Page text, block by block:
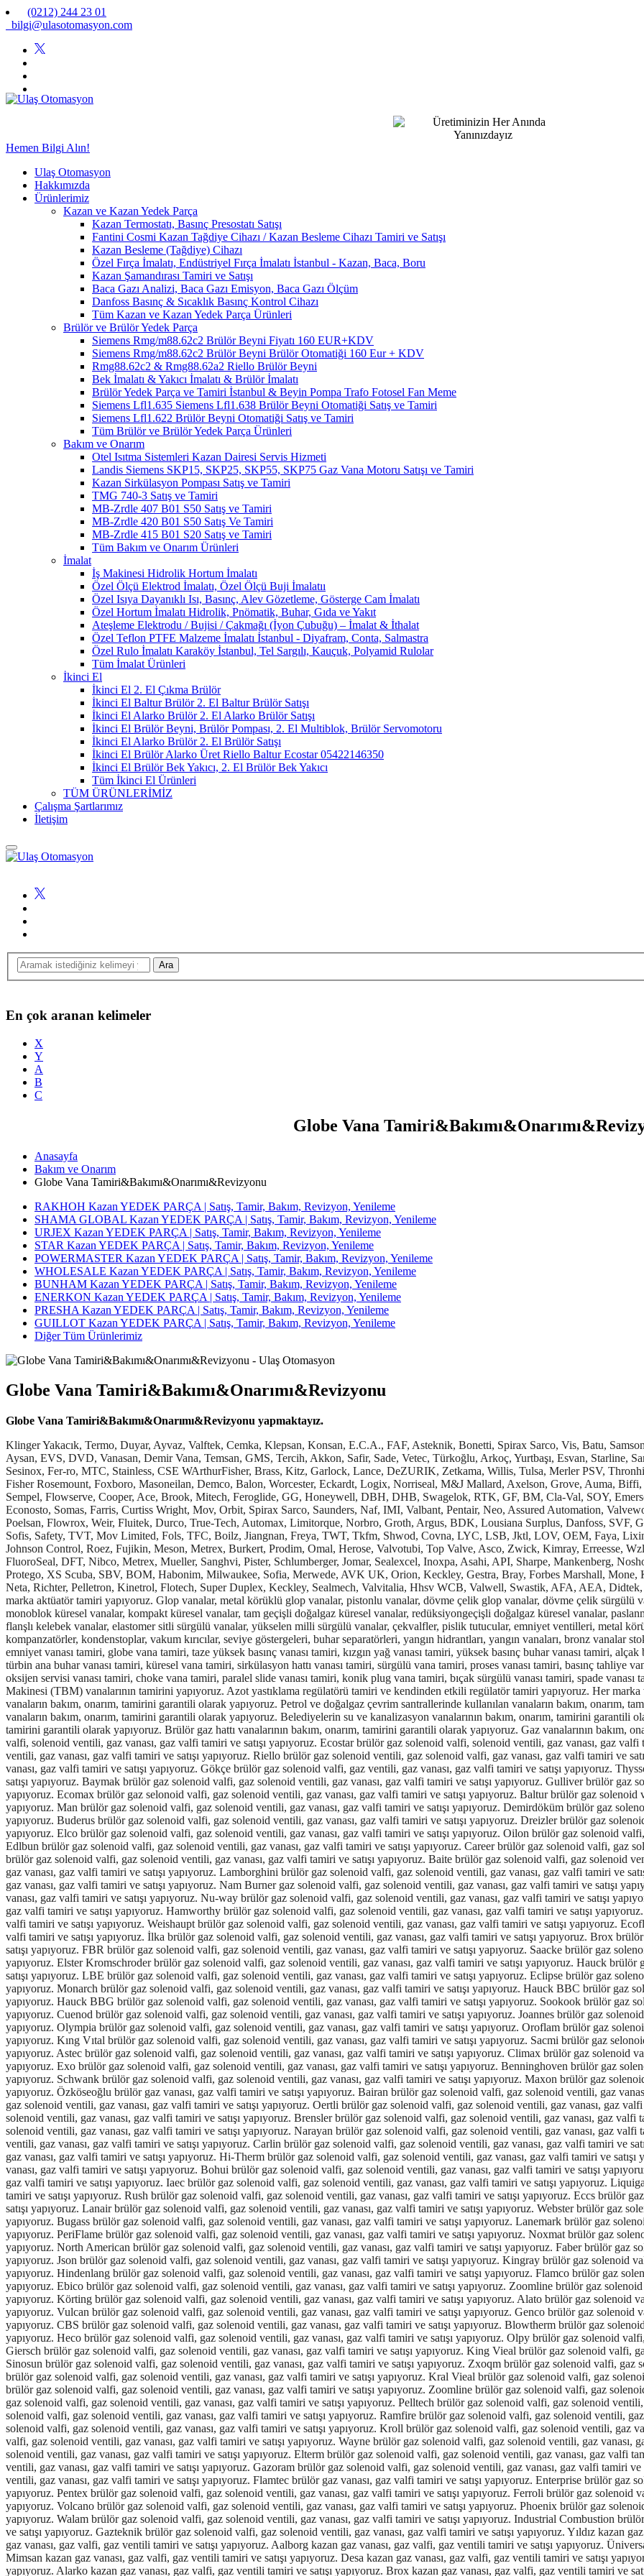
(0212) 244 23 01
bilgi@ulasotomasyon.com
Hemen Bilgi Alın!
Ulaş Otomasyon
Hakkımızda
Ürünlerimiz
Kazan ve Kazan Yedek Parça
Kazan Termostatı, Basınç Presostatı Satışı
Fantini Cosmi Kazan Tağdiye Cihazı / Kazan Besleme Cihazı Tamiri ve Satışı
Kazan Besleme (Tağdiye) Cihazı
Özel Fırça İmalatı, Endüstriyel Fırça İmalatı İstanbul - Kazan, Baca, Boru
Kazan Şamandırası Tamiri ve Satışı
Baca Gazı Analizi, Baca Gazı Emisyon, Baca Gazı Ölçüm
Danfoss Basınç & Sıcaklık Basınç Kontrol Cihazı
Tüm Kazan ve Kazan Yedek Parça Ürünleri
Brülör ve Brülör Yedek Parça
Siemens Rmg/m88.62c2 Brülör Beyni Fiyatı 160 EUR+KDV
Siemens Rmg/m88.62c2 Brülör Beyni Brülör Otomatiği 160 Eur + KDV
Rmg88.62c2 & Rmg88.62a2 Riello Brülör Beyni
Bek İmalatı & Yakıcı İmalatı & Brülör İmalatı
Brülör Yedek Parça ve Tamiri İstanbul & Beyin Pompa Trafo Fotosel Fan Meme
Siemens Lfl1.635 Siemens Lfl1.638 Brülör Beyni Otomatiği Satış ve Tamiri
Siemens Lfl1.622 Brülör Beyni Otomatiği Satış ve Tamiri
Tüm Brülör ve Brülör Yedek Parça Ürünleri
Bakım ve Onarım
Otel Isıtma Sistemleri Kazan Dairesi Servis Hizmeti
Landis Siemens SKP15, SKP25, SKP55, SKP75 Gaz Vana Motoru Satışı ve Tamiri
Kazan Sirkülasyon Pompası Satış ve Tamiri
TMG 740-3 Satış ve Tamiri
MB-Zrdle 407 B01 S50 Satış ve Tamiri
MB-Zrdle 420 B01 S50 Satış Ve Tamiri
MB-Zrdle 415 B01 S20 Satış ve Tamiri
Tüm Bakım ve Onarım Ürünleri
İmalat
İş Makinesi Hidrolik Hortum İmalatı
Özel Ölçü Elektrod İmalatı, Özel Ölçü Buji İmalatıı
Özel Isıya Dayanıklı Isı, Basınç, Alev Gözetleme, Gösterge Cam İmalatı
Özel Hortum İmalatı Hidrolik, Pnömatik, Buhar, Gıda ve Yakıt
Ateşleme Elektrodu / Bujisi / Çakmağı (İyon Çubuğu) – İmalat & İthalat
Özel Teflon PTFE Malzeme İmalatı İstanbul - Diyafram, Conta, Salmastra
Özel Rulo İmalatı Karaköy İstanbul, Tel Sargılı, Kauçuk, Polyamid Rulolar
Tüm İmalat Ürünleri
İkinci El
İkinci El 2. El Çıkma Brülör
İkinci El Baltur Brülör 2. El Baltur Brülör Satışı
İkinci El Alarko Brülör 2. El Alarko Brülör Satışı
İkinci El Brülör Beyni, Brülör Pompası, 2. El Multiblok, Brülör Servomotoru
İkinci El Alarko Brülör 2. El Brülör Satışı
İkinci El Brülör Alarko Üret Riello Baltur Ecostar 05422146350
İkinci El Brülör Bek Yakıcı, 2. El Brülör Bek Yakıcı
Tüm İkinci El Ürünleri
TÜM ÜRÜNLERİMİZ
Çalışma Şartlarımız
İletişim
En çok aranan kelimeler
X
Y
A
B
C
Globe Vana
Anasayfa
Bakım ve Onarım
Globe Vana Tamiri&Bakımı&Onarımı&Revizyonu
RAKHOH Kazan YEDEK PARÇA | Satış, Tamir, Bakım, Revizyon, Yenileme
SHAMA GLOBAL Kazan YEDEK PARÇA | Satış, Tamir, Bakım, Revizyon, Yenileme
URJEX Kazan YEDEK PARÇA | Satış, Tamir, Bakım, Revizyon, Yenileme
STAR Kazan YEDEK PARÇA | Satış, Tamir, Bakım, Revizyon, Yenileme
POWERMASTER Kazan YEDEK PARÇA | Satış, Tamir, Bakım, Revizyon, Yenileme
WHOLESALE Kazan YEDEK PARÇA | Satış, Tamir, Bakım, Revizyon, Yenileme
BUNHAM Kazan YEDEK PARÇA | Satış, Tamir, Bakım, Revizyon, Yenileme
ENERKON Kazan YEDEK PARÇA | Satış, Tamir, Bakım, Revizyon, Yenileme
PRESHA Kazan YEDEK PARÇA | Satış, Tamir, Bakım, Revizyon, Yenileme
GUILLOT Kazan YEDEK PARÇA | Satış, Tamir, Bakım, Revizyon, Yenileme
Diğer Tüm Ürünlerimiz
Globe Vana Tamiri&Bakımı&Onarımı&Revizyonu
Globe Vana Tamiri&Bakımı&Onarımı&Revizyonu yapmaktayız.
Klinger Yakacık, Termo, Duyar, Ayvaz, Valftek, Cemka, Klepsan, Konsan, E.C.A., FAF, Asteknik, Bonetti, Spirax Sarco, Vis, Batu, Samson, Valvos, Leusch, Omal, Burçelik, Say, Delta, Dikkan, Gövdesan, Aysan, EVS, DVD, Vanasan, Demir Vana, Temsan, GMS, Tercih, Akkon, Safir, Sade, Vetec, Türkoğlu, Arkoç, Yurtbaşı, Esvan, Starline, Samsomatic, Varnasan, Goodvalf, Venkava, OSK, Ringo Valvulas, Sesinox, Fer-ro, MTC, Stainless, CSE WArthurFisher, Brass, Kitz, Garlock, Lance, DeZURIK, Zetkama, Willis, Tulsa, Merler PSV, Thronhill Craver, Anderon Greenwood, Consolidadet, Tyco, Keystone, Fisher Rosemount, Foxboro, Masoneilan, Demco, Balon, Worcester, Eckardt, Logix, Norriseal, M&J Mallard, Axelson, Grove, Auma, Biffi, Nevco, Valtek, Vastas, Arı Armaturen, Taylor, Crane, Hopkinsons, Sempel, Flowserve, Cooper, Ace, Brook, Mitech, Feroglide, GG, Honeywell, DBH, DHB, Swagelok, RTK, GF, BM, Cla-Val, SOY, Emerson, CPV, KSB, Trynox, GWC, JTM, Febi, Valenco, Williams, Econosto, Somas, Farris, Curtiss Wright, Mov, Orbit, Spirax Sarco, Saunders, Naf, IMI, Valbant, Pentair, Neo, Assured Automation, Valveworks, Marwin, Hilliard, Hayward, Arita, Hy-lok, DelVal, Hattersley, Poelsan, Flowrox, Weir, Fluitek, Durco, True-Tech, Automax, Limitorque, Norbro, Groth, Argus, BDK, Lousiana Surplus, Danfoss, SVF, GEA, Vexve, Siemens, Herbe, BrassCraft, Leemco, MHA Zentgraf, Sofis, Safety, TVT, Mov Limited, Fols, TFC, Boilz, Jiangnan, Freya, TWT, Tkfm, Shwod, Covna, LYC, LSB, Jktl, LOV, OEM, Faya, Lixin, Jrval, Topsun, Allied, Chaoda Ks, Gaoshan, GZP, Jouka, Pirtek, Johnson Control, Roez, Fujikin, Meson, Metrex, Burkert, Prodim, Omal, Herose, Valvotubi, Top Valve, Asco, Zwick, Kimray, Erreesse, Wzld, P.B.V., Strahman, Hayward, A-T Controls, Crane, Humes, Braeco, FluoroSeal, DFT, Nibco, Metrex, Mueller, Sanghvi, Pister, Schlumberger, Jomar, Sealexcel, Inoxpa, Asahi, API, Sharpe, Mankenberg, Noshok, RSV, Rexus, Quadrant, TLV, ATV, Netafim, Ampo Poyam, Protego, XS Scuba, SBV, BOM, Habonim, Milwaukee, Sofia, Merwede, AVK UK, Orion, Keckley, Gestra, Bray, Forbes Marshall, Mone, Kunkle, Alfa Laval, Naf, Aguatrol, Hyper, Besa, Rembe, Rieger, Neta, Richter, Pelletron, Kinetrol, Flotech, Super Duplex, Keckley, Sealmech, Valvitalia, Hhsv WCB, Valwell, Swastik, AFA, AEA, Didtek, Mascot, Italvalvole vanaların tamirini ve satışını yapıyoruz. Her marka aktüatör tamiri yapıyoruz. Glop vanalar, metal körüklü glop vanalar, pistonlu vanalar, dövme çelik glop vanalar, dövme çelik sürgülü vanalar, tam geçişli küresel vanalar, redüksiyon geçişli küresel vanalar, monoblok küresel vanalar, kompakt küresel vanalar, tam geçişli doğalgaz küresel vanalar, redüksiyongeçişli doğalgaz küresel vanalar, paslanmaz küresel vanalar, wafer kelebek vanalar, lug kelebek vanalar, çift flanşlı kelebek vanalar, elastomer sitli sürgülü vanalar, yükselen milli sürgülü vanalar, çekvalfler, pislik tutucular, emniyet ventilleri, metal körüklü kompanzatörler, kauçuk kompanzatörler, dıştan basınçlı kompanzatörler, kondenstoplar, vakum kırıcılar, seviye göstergeleri, buhar separatörleri, yangın hidrantları, yangın vanaları, bronz vanalar stoklarımızda bulunur. Kontrol vanası tamiri, el vanası tamiri, basınç emniyet vanası tamiri, globe vana tamiri, taze yüksek basınç vanası tamiri, kızgın yağ vanası tamiri, yüksek basınç buhar vanası tamiri, alçak basınç vanası tamiri, kazan vanası tamiri, basınç düşürücü vana tamiri, türbin ana buhar vanası tamiri, küresel vana tamiri, sirkülasyon hattı vanası tamiri, sürgülü vana tamiri, proses vanası tamiri, basınç tahliye vanası tamiri, kondens hattı vanası tamiri, eksantrik disk vanası tamiri, oksijen servisi vanası tamiri, choke vana tamiri, paralel slide vanası tamiri, konik plug vana tamiri, bıçak sürgülü vanası tamiri, spade vanası tamiri, kelebek vana tamiri garantili olarak yapılır. Tünel Açma Makinesi (TBM) vanalarının tamirini yapıyoruz. Azot yastıklama regülatörü tamiri ve kendinden etkili regülatör tamiri yapıyoruz. Her marka vana tamiri ve satışımız vardır. Tekstil ve boya sektöründe kullanılan vanaların bakım, onarım, tamirini garantili olarak yapıyoruz. Petrol ve doğalgaz çevrim santrallerinde kullanılan vanaların bakım, onarım, tamirini garantili olarak yapıyoruz. Çimento fabrikalarında kullanılan vanaların bakım, onarım, tamirini garantili olarak yapıyoruz. Belediyelerin su ve kanalizasyon vanalarının bakım, onarım, tamirini garantili olarak yapıyoruz. Gıda tesislerinde kullanılan vanaların bakım, onarım, tamirini garantili olarak yapıyoruz. Brülör gaz hattı vanalarının bakım, onarım, tamirini garantili olarak yapıyoruz. Gaz vanalarının bakım, onarım, tamirini garantili olarak yapıyoruz. Flam brülör gaz solenoid valfi, solenoid ventili, gaz vanası, gaz valfi tamiri ve satışı yapıyoruz. Ecostar brülör gaz solenoid valfi, solenoid ventili, gaz vanası, gaz valfi tamiri ve satışı yapıyoruz. Üret brülör gaz selonoid valfi, selonoid ventili, gaz vanası, gaz valfi tamiri ve satışı yapıyoruz. Riello brülör gaz solenoid ventili, gaz solenoid valfi, gaz vanası, gaz valfi tamiri ve satışı yapıyoruz. Alarko brülör gaz solenoid valfi, solenoid ventili, gaz vanası, gaz valfi tamiri ve satışı yapıyoruz. Gökçe brülör gaz solenoid valfi, gaz ventili, gaz vanası, gaz valfi tamiri ve satışı yapıyoruz. Thyssen brülör gaz solenoid valfi, gaz ventili, gaz vanası, gaz valfi tamiri ve satışı yapıyoruz. Baymak brülör gaz solenoid valfi, gaz solenoid ventili, gaz vanası, gaz valfi tamiri ve satışı yapıyoruz. Gulliver brülör gaz solenoid valfi, gaz solenoid ventili, gaz vanası, gaz valfi tamiri ve satışı yapıyoruz. Ecomax brülör gaz selonoid valfi, gaz solenoid ventili, gaz vanası, gaz valfi tamiri ve satışı yapıyoruz. Baltur brülör gaz solenoid valfi, gaz solenoid ventili, gaz vanası, gaz valfi tamiri ve satışı yapıyoruz. Man brülör gaz solenoid valfi, gaz solenoid ventili, gaz vanası, gaz valfi tamiri ve satışı yapıyoruz. Demirdöküm brülör gaz solenoid valfi, gaz solenoid ventili, gaz vanası, gaz valfi tamiri ve satışı yapıyoruz. Buderus brülör gaz solenoid valfi, gaz solenoid ventili, gaz vanası, gaz valfi tamiri ve satışı yapıyoruz. Dreizler brülör gaz solenoid valfi, gaz solenoid ventili, gaz vanası, gaz valfi tamiri ve satışı yapıyoruz. Elco brülör gaz solenoid valfi, gaz solenoid ventili, gaz vanası, gaz valfi tamiri ve satışı yapıyoruz. Oilon brülör gaz solenoid valfi, gaz solenoid ventili, gaz vanası, gaz valfi tamiri ve satışı yapıyoruz. Edlbun brülör gaz solenoid valfi, gaz solenoid ventili, gaz vanası, gaz valfi tamiri ve satışı yapıyoruz. Career brülör gaz solenoid valfi, gaz solenoid ventili, gaz vanası, gaz valfi tamiri ve satışı yapıyoruz. Bentone brülör gaz